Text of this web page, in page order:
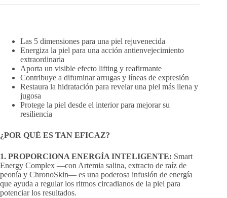
Las 5 dimensiones para una piel rejuvenecida
Energiza la piel para una acción antienvejecimiento
extraordinaria
Aporta un visible efecto lifting y reafirmante
Contribuye a difuminar arrugas y líneas de expresión
Restaura la hidratación para revelar una piel más llena y
jugosa
Protege la piel desde el interior para mejorar su
resiliencia
¿POR QUÉ ES TAN EFICAZ?
1. PROPORCIONA ENERGÍA INTELIGENTE: Smart
Energy Complex —con Artemia salina, extracto de raíz de
peonía y ChronoSkin— es una poderosa infusión de energía
que ayuda a regular los ritmos circadianos de la piel para
potenciar los resultados.